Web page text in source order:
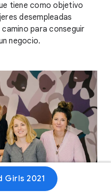
tiene como objetivo
desempleadas
para conseguir
negocio.
Girls 2021